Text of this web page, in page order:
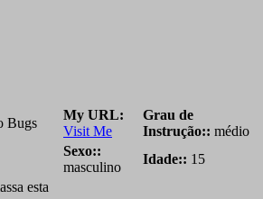
Bugs
My URL:
Visit Me
Grau de
Instrução:: médio
Sexo::
masculino
Idade:: 15
esta